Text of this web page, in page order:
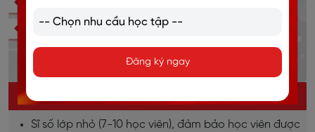
Sĩ số lớp nhỏ (7-10 học viên), đảm bảo học viên được
Đăng ký ngay